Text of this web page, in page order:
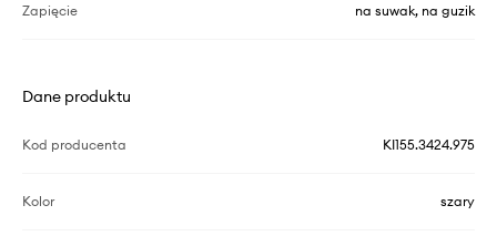
Zapięcie na suwak, na guzik
Dane produktu
Kod producenta KI155.3424.975
Kolor szary